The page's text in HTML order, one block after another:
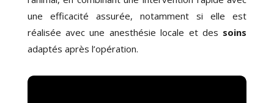
une efficacité assurée, notamment si elle est
réalisée avec une anesthésie locale et des soins
adaptés après l’opération.